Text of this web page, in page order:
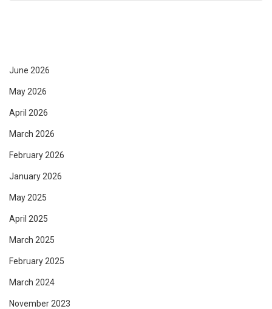
June 2026
May 2026
April 2026
March 2026
February 2026
January 2026
May 2025
April 2025
March 2025
February 2025
March 2024
November 2023